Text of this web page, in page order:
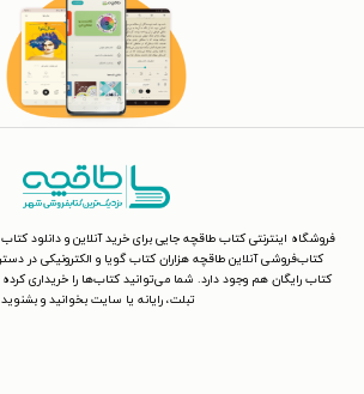
فروشگاه اینترنتی کتاب طاقچه جایی برای خرید آنلاین و دانلود
کتاب‌فروشی آنلاین طاقچه هزاران کتاب گویا و الکترونیکی در
کتاب رایگان هم وجود دارد. شما می‌توانید کتاب‌ها را خریداری کرده
تبلت، رایانه یا سایت بخوانید و